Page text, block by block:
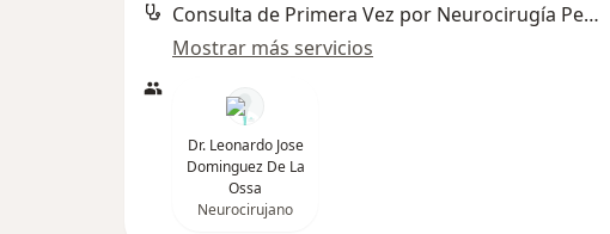
Consulta de Primera Vez por Neurocirugía Pediátrica
Mostrar más servicios
Dr. Leonardo Jose
Dominguez De La
Ossa
Neurocirujano